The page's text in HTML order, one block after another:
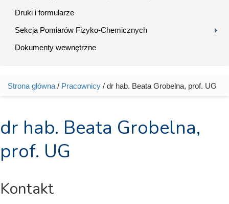
Druki i formularze
Sekcja Pomiarów Fizyko-Chemicznych
Dokumenty wewnętrzne
Jesteś tutaj
Strona główna / Pracownicy / dr hab. Beata Grobelna, prof. UG
dr hab. Beata Grobelna,
prof. UG
Kontakt